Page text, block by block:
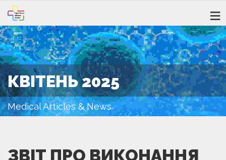
КВІТЕНЬ 2025
Medical Articles & News
ЗВІТ ПРО ВИКОНАННЯ